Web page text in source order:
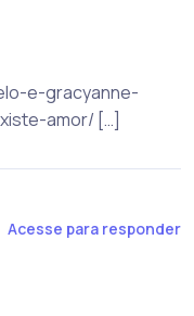
e-gracyanne-
amor/ […]
Acesse para responder